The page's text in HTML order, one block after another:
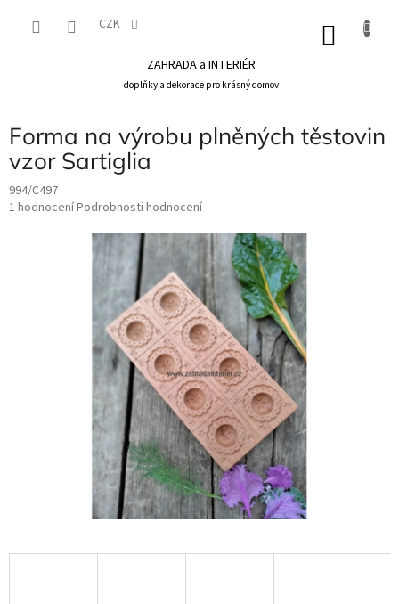
CZK
ZAHRADA a INTERIÉR
doplňky a dekorace pro krásný domov
Forma na výrobu plněných těstovin
vzor Sartiglia
994/C497
Průměrné
1 hodnoceníPodrobnosti hodnocení